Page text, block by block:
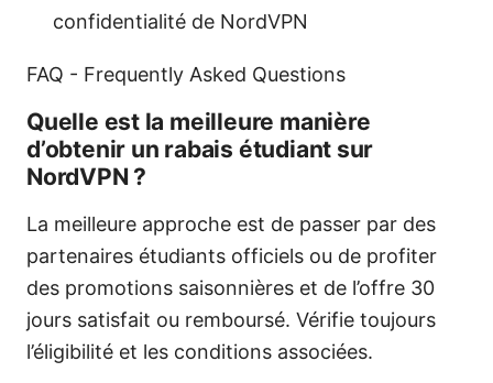
confidentialité de NordVPN
FAQ - Frequently Asked Questions
Quelle est la meilleure manière
d’obtenir un rabais étudiant sur
NordVPN ?
La meilleure approche est de passer par des
partenaires étudiants officiels ou de profiter
des promotions saisonnières et de l’offre 30
jours satisfait ou remboursé. Vérifie toujours
l’éligibilité et les conditions associées.